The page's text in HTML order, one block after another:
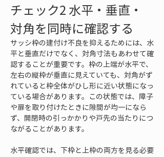
チェック2 水平・垂直・
対角を同時に確認する
サッシ枠の建付け不良を抑えるためには、水
平と垂直だけでなく、対角寸法もあわせて確
認することが重要です。枠の上端が水平で、
左右の縦枠が垂直に見えていても、対角がず
れていると枠全体がひし形に近い状態になっ
ている場合があります。この状態では、障子
や扉を取り付けたときに隙間が均一になら
ず、開閉時の引っかかりや戸先の当たりにつ
ながることがあります。
水平確認では、下枠と上枠の両方を見る必要